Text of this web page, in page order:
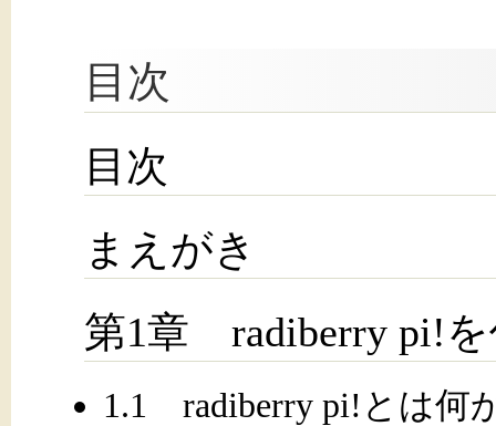
目次
目次
まえがき
第1章 radiberry pi!
1.1 radiberry pi!とは何